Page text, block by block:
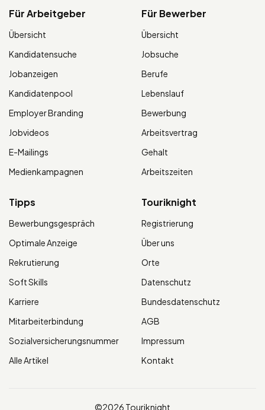
Für Arbeitgeber
Übersicht
Kandidatensuche
Jobanzeigen
Kandidatenpool
Employer Branding
Jobvideos
E-Mailings
Medienkampagnen
Für Bewerber
Übersicht
Jobsuche
Berufe
Lebenslauf
Bewerbung
Arbeitsvertrag
Gehalt
Arbeitszeiten
Tipps
Bewerbungsgespräch
Optimale Anzeige
Rekrutierung
Soft Skills
Karriere
Mitarbeiterbindung
Sozialversicherungsnummer
Alle Artikel
Touriknight
Registrierung
Über uns
Orte
Datenschutz
Bundesdatenschutz
AGB
Impressum
Kontakt
©2026 Touriknight